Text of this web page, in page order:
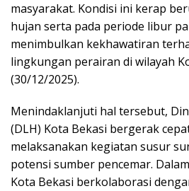
masyarakat. Kondisi ini kerap
hujan serta pada periode libur
menimbulkan kekhawatiran
lingkungan perairan di wilayah
(30/12/2025).
Menindaklanjuti hal tersebut,
(DLH) Kota Bekasi bergerak
melaksanakan kegiatan susur
potensi sumber pencemar.
Kota Bekasi berkolaborasi